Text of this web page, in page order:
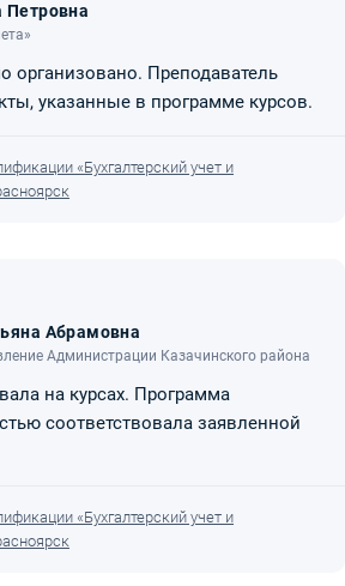
Петровна
организовано. Преподаватель
указанные в программе курсов.
«Бухгалтерский учет и
Абрамовна
Администрации Казачинского района
на курсах. Программа
соответствовала заявленной
«Бухгалтерский учет и